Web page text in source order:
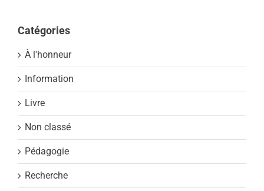
Catégories
À l'honneur
Information
Livre
Non classé
Pédagogie
Recherche